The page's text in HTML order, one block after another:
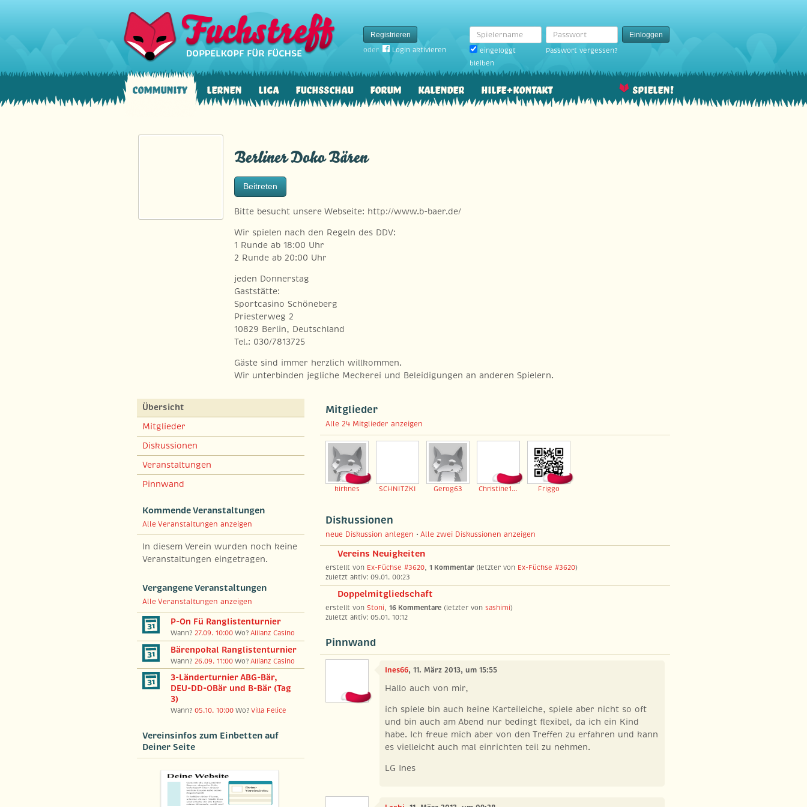
Registrieren
oder
Login aktivieren
Spielername
eingeloggt
bleiben
Passwort
Einloggen
Passwort vergessen?
Community Lernen Liga Fuchsschau Forum Kalender Hilfe+Kontakt Spielen!
Berliner Doko Bären
Beitreten
Bitte besucht unsere Webseite: http://www.b-baer.de/
Wir spielen nach den Regeln des DDV:
1 Runde ab 18:00 Uhr
2 Runde ab 20:00 Uhr
jeden Donnerstag
Gaststätte:
Sportcasino Schöneberg
Priesterweg 2
10829 Berlin, Deutschland
Tel.: 030/7813725
Gäste sind immer herzlich willkommen.
Wir unterbinden jegliche Meckerei und Beleidigungen an anderen Spielern.
Übersicht
Mitglieder
Diskussionen
Veranstaltungen
Pinnwand
Kommende Veranstaltungen
Alle Veranstaltungen anzeigen
In diesem Verein wurden noch keine
Veranstaltungen eingetragen.
Vergangene Veranstaltungen
Alle Veranstaltungen anzeigen
P-On Fü Ranglistenturnier
Wann? 27.09. 10:00 Wo?Allianz Casino
Bärenpokal Ranglistenturnier
Wann? 26.09. 11:00 Wo?Allianz Casino
3-Länderturnier ABG-Bär,
DEU-DD-OBär und B-Bär (Tag
3)
Wann?05.10. 10:00 Wo?Villa Felice
Vereinsinfos zum Einbetten auf
Deiner Seite
Mitglieder
Alle 24 Mitglieder anzeigen
kirknes SCHNITZKI Gerog63 Christine1958 Friggo
Diskussionen
neue Diskussion anlegen • Alle zwei Diskussionen anzeigen
Vereins Neuigkeiten
erstellt von Ex-Füchse #3620, 1 Kommentar(letzter von Ex-Füchse #3620)
zuletzt aktiv: 09.01. 00:23
Doppelmitgliedschaft
erstellt von Stoni, 16 Kommentare(letzter von sashimi)
zuletzt aktiv: 05.01. 10:12
Pinnwand
Ines66, 11. März 2013, um 15:55
Hallo auch von mir,
ich spiele bin auch keine Karteileiche, spiele aber nicht so oft
und bin auch am Abend nur bedingt flexibel, da ich ein Kind
habe. Ich freue mich aber von den Treffen zu erfahren und kann
es vielleicht auch mal einrichten teil zu nehmen.
LG Ines